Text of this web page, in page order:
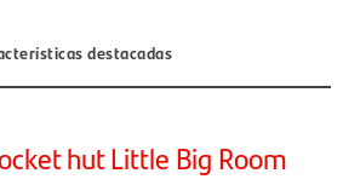
destacadas
hut Little Big Room